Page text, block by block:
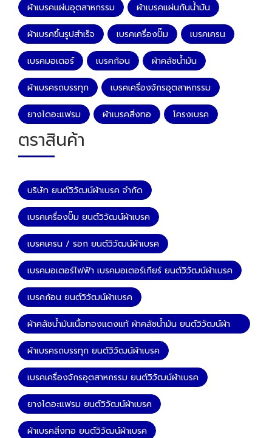
ผ้าเบรคแผ่นอุตสาหกรรม ผ้าเบรคแผ่นกันน้ำมัน
ผ้าเบรคขึ้นรูปสำเร็จ เบรคเครื่องปั๊ม เบรคเครน
เบรคมอเตอร์ เบรคก้อน ผ้าคลัชน้ำมัน
ผ้าเบรครถบรรทุก เบรคเครื่องจักรอุตสาหกรรม
ยางไดอะแฟรม ผ้าเบรคสิ่งทอ โครงเบรค
ตราสินค้า
บริษัท ยนต์วิวัฒน์ผ้าเบรค จำกัด
เบรคเครื่องปั๊ม ยนต์วิวัฒน์ผ้าเบรค
เบรคเครน / รอก ยนต์วิวัฒน์ผ้าเบรค
เบรคมอเตอร์ไฟฟ้า เบรคมอเตอร์เกียร์ ยนต์วิวัฒน์ผ้าเบรค
เบรคก้อน ยนต์วิวัฒน์ผ้าเบรค
ผ้าคลัชน้ำมันเนื้อทองแดงแท้ ผ้าคลัชน้ำมัน ยนต์วิวัฒน์ผ้า
เบรค
ผ้าเบรครถบรรทุก ยนต์วิวัฒน์ผ้าเบรค
เบรคเครื่องจักรอุตสาหกรรม ยนต์วิวัฒน์ผ้าเบรค
ยางไดอะแฟรม ยนต์วิวัฒน์ผ้าเบรค
ผ้าเบรคสิ่งทอ ยนต์วิวัฒน์ผ้าเบรค